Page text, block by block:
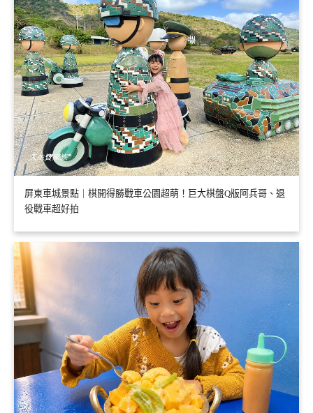
屏東車城景點｜棋開得勝戰車公園超萌！巨大棋盤Q版阿兵哥、退
役戰車超好拍